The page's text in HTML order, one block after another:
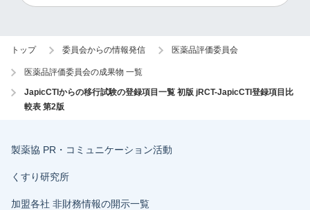
トップ 委員会からの情報発信 医薬品評価委員会
医薬品評価委員会の成果物 一覧
JapicCTIからの移行試験の登録項目一覧 初版 jRCT-JapicCTI登録項目比
較表 第2版
製薬協 PR・コミュニケーション活動
くすり研究所
加盟各社 非財務情報の開示一覧